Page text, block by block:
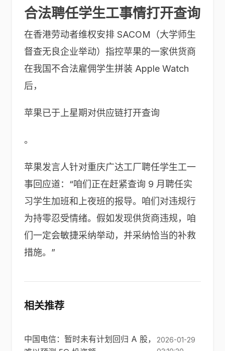
合法聘任学生工事情打开查询
在香港劳动者维权安排 SACOM（大学师生
督查无良企业举动）指控苹果的一家供货商
在我国不合法雇佣学生拼装 Apple Watch
后，
苹果已于上星期对供应链打开查询
。
苹果发言人针对重庆广达工厂聘任学生工一
事回应道：“咱们正在赶紧查询 9 月聘任实
习学生加班和上夜班的报导。咱们对违规行
为持零忍受情绪。假如发现供货商违规，咱
们一定会敏捷采纳举动，并采纳恰当的补救
措施。”
相关推荐
中国电信：暂时未有计划回归 A 股，
2026-01-29